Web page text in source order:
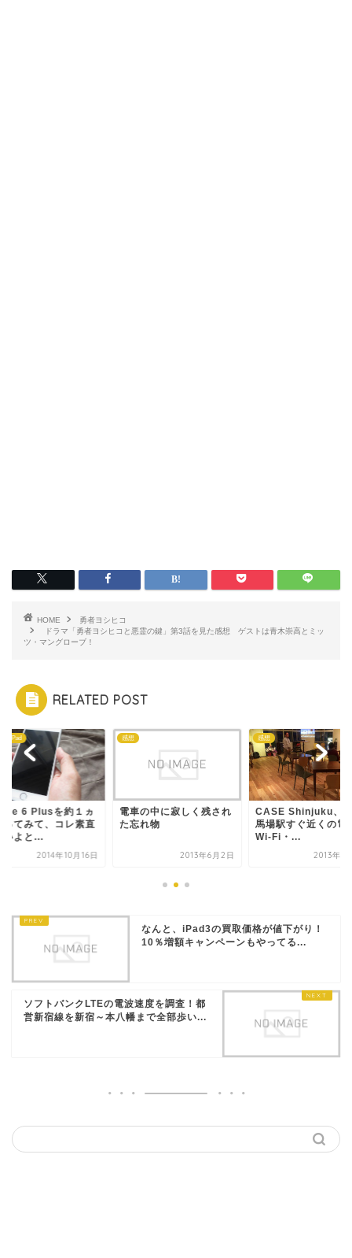
HOME
勇者ヨシヒコ
ドラマ「勇者ヨシヒコと悪霊の鍵」第3話を見た感想 ゲストは青木崇高とミッ
ツ・マングローブ！
RELATED POST
・iPad
6 Plusを約１ヵ
ってみて、コレ素直
いよと...
2014年10月16日
感想
電車の中に寂しく残され
た忘れ物
2013年6月2日
感想
CASE Shinjuku、
馬場駅すぐ近くの電
Wi-Fi・...
2013年11
なんと、iPad3の買取価格が値下がり！
10％増額キャンペーンもやってる...
ソフトバンクLTEの電波速度を調査！都
営新宿線を新宿～本八幡まで全部歩い...